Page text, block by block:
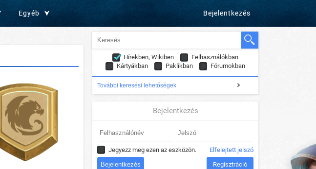
Egyéb Bejelentkezés
Hírekben, Wikiben
Felhasználókban
Kártyákban
Paklikban Fórumokban
További keresési lehetőségek
Bejelentkezés
Jegyezz meg ezen az eszközön. Elfelejtett jelszó
Regisztráció